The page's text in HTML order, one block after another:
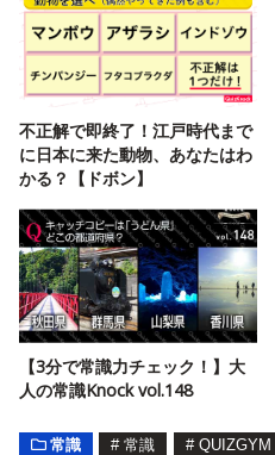
不正解で即終了！江戸時代まで
に日本に来た動物、あなたはわ
かる？【ドボン】
【3分で常識力チェック！】大
人の常識Knock vol.148
常識 # 常識 # QUIZGYM